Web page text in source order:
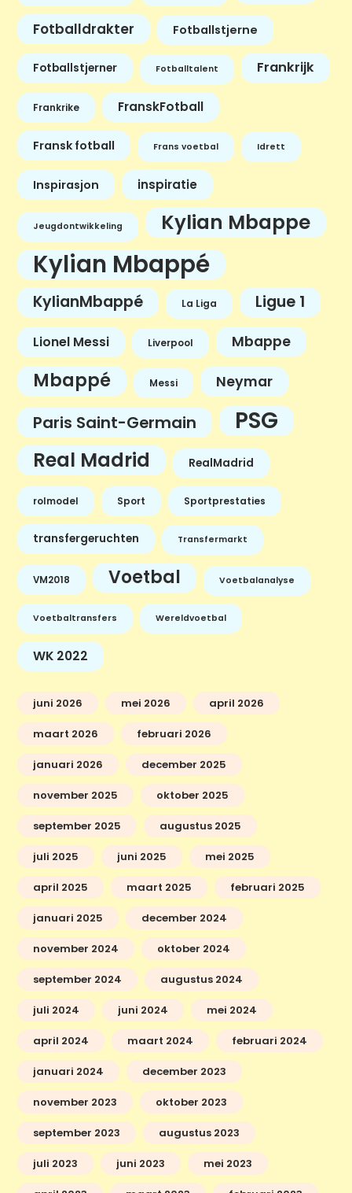
Fotballdrakter Fotballstjerne
Fotballstjerner Fotballtalent Frankrijk
Frankrike FranskFotball
Fransk fotball Frans voetbal Idrett
Inspirasjon inspiratie
Jeugdontwikkeling Kylian Mbappe
Kylian Mbappé
KylianMbappé La Liga Ligue 1
Lionel Messi Liverpool Mbappe
Mbappé Messi Neymar
Paris Saint-Germain PSG
Real Madrid RealMadrid
rolmodel Sport Sportprestaties
transfergeruchten Transfermarkt
VM2018 Voetbal Voetbalanalyse
Voetbaltransfers Wereldvoetbal
WK 2022
juni 2026 mei 2026 april 2026
maart 2026 februari 2026
januari 2026 december 2025
november 2025 oktober 2025
september 2025 augustus 2025
juli 2025 juni 2025 mei 2025
april 2025 maart 2025 februari 2025
januari 2025 december 2024
november 2024 oktober 2024
september 2024 augustus 2024
juli 2024 juni 2024 mei 2024
april 2024 maart 2024 februari 2024
januari 2024 december 2023
november 2023 oktober 2023
september 2023 augustus 2023
juli 2023 juni 2023 mei 2023